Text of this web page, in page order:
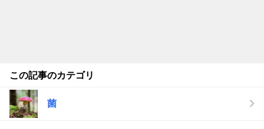
この記事のカテゴリ
菌